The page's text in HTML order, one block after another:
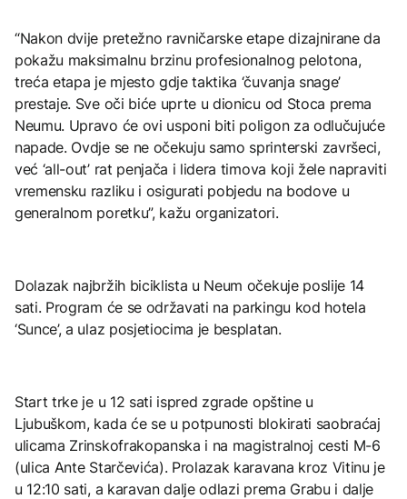
“Nakon dvije pretežno ravničarske etape dizajnirane da
pokažu maksimalnu brzinu profesionalnog pelotona,
treća etapa je mjesto gdje taktika ‘čuvanja snage’
prestaje. Sve oči biće uprte u dionicu od Stoca prema
Neumu. Upravo će ovi usponi biti poligon za odlučujuće
napade. Ovdje se ne očekuju samo sprinterski završeci,
već ‘all-out’ rat penjača i lidera timova koji žele napraviti
vremensku razliku i osigurati pobjedu na bodove u
generalnom poretku”, kažu organizatori.
Dolazak najbržih biciklista u Neum očekuje poslije 14
sati. Program će se održavati na parkingu kod hotela
‘Sunce’, a ulaz posjetiocima je besplatan.
Start trke je u 12 sati ispred zgrade opštine u
Ljubuškom, kada će se u potpunosti blokirati saobraćaj
ulicama Zrinskofrakopanska i na magistralnoj cesti M-6
(ulica Ante Starčevića). Prolazak karavana kroz Vitinu je
u 12:10 sati, a karavan dalje odlazi prema Grabu i dalje